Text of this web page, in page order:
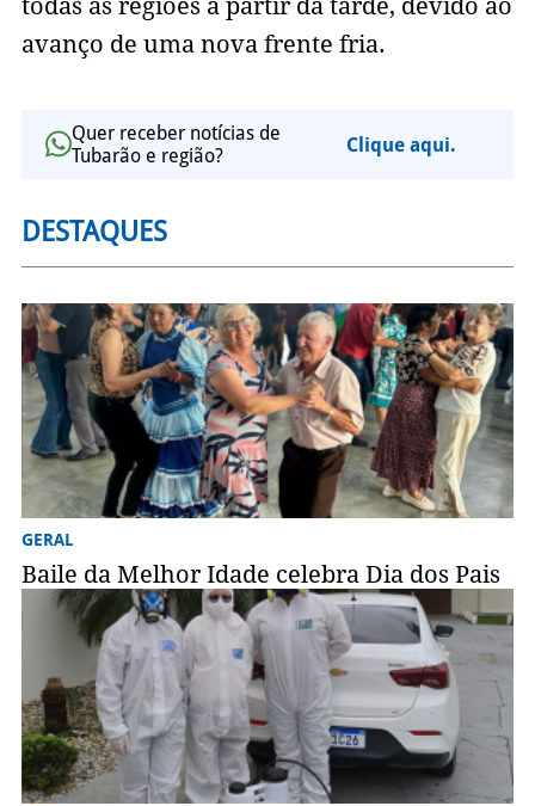
todas as regiões a partir da tarde, devido ao
avanço de uma nova frente fria.
Quer receber notícias de
Tubarão e região?
Clique aqui.
DESTAQUES
GERAL
Baile da Melhor Idade celebra Dia dos Pais